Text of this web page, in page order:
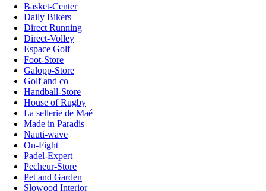
Basket-Center
Daily Bikers
Direct Running
Direct-Volley
Espace Golf
Foot-Store
Galopp-Store
Golf and co
Handball-Store
House of Rugby
La sellerie de Maé
Made in Paradis
Nauti-wave
On-Fight
Padel-Expert
Pecheur-Store
Pet and Garden
Slowood Interior